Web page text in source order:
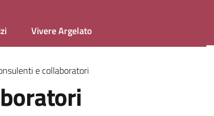
Vivere Argelato
e collaboratori